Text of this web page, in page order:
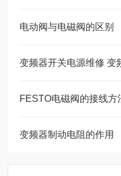
电动阀与电磁阀的区别
变频器开关电源维修 变
FESTO电磁阀的接线方
变频器制动电阻的作用